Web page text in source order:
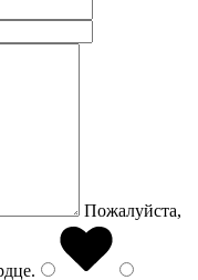
Пожалуйста,
.